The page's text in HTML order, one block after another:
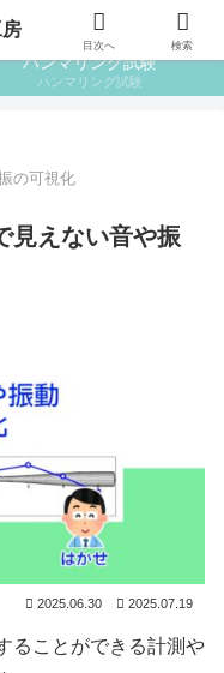
はじめての金属材料
ハンマリング試験
ハンマリング試験
の可視化
見えない音や振
2025.06.30 2025.07.19
ることができる計測や
目次へ 検索